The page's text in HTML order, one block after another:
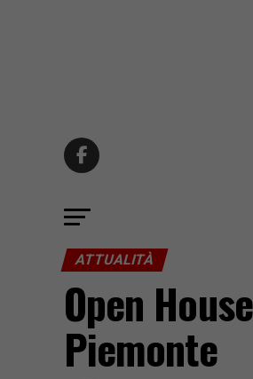
ATTUALITÀ
Open
Piemonte